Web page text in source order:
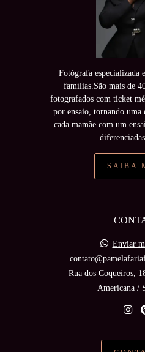
Fotógrafa especializada
famílias.São mais de
fotografados com ticket
por ensaio, tornando uma
cada mamãe com um
SAIBA
Enviar
Rua dos Coqueiros,
Americana /